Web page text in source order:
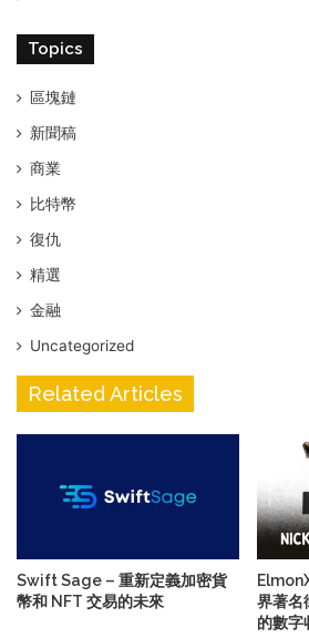
Topics
區塊鏈
新聞稿
商業
比特幣
復仇
精選
金融
Uncategorized
Related Articles
Swift Sage – 重新定義加密貨
幣和 NFT 交易的未來
界著名
的數字